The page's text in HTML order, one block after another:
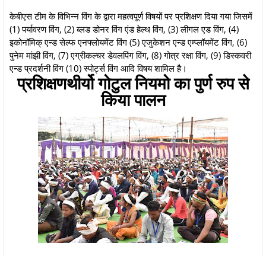
केबीएस टीम के विभिन्न विंग के द्वारा महत्वपूर्ण विषयों पर प्रशिक्षण दिया गया जिसमें
(1) पर्यावरण विंग, (2) ब्लड डोनर विंग एंड हेल्थ विंग, (3) लीगल एड विंग, (4)
इकोनॉमिक् एन्ड सेल्फ एनफ्लोयमेंट विंग (5) एजुकेशन एन्ड एम्प्लॉयमेंट विंग, (6)
पुनेम मांझी विंग, (7) एग्रीकल्चर डेवलपिंग विंग, (8) गोत्र रक्षा विंग, (9) डिस्कवरी
एन्ड प्रदर्शनी विंग (10) स्पोर्ट्स विंग आदि विषय शामिल है।
प्रशिक्षणथीर्यो गोटुल नियमो का पुर्ण रुप से
किया पालन